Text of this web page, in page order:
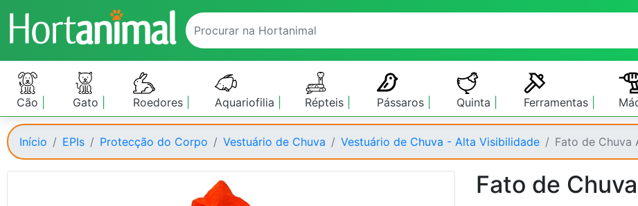
Cão Gato Roedores Aquariofilia Répteis Pássaros Quinta Ferramentas
Início EPIs Protecção do Corpo Vestuário de Chuva Vestuário de Chuva - Alta Visibilidade Fato de Chuva
Fato de